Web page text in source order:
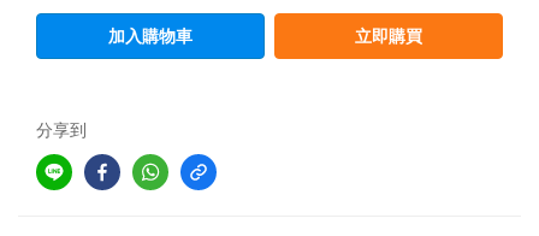
加入購物車 立即購買
分享到